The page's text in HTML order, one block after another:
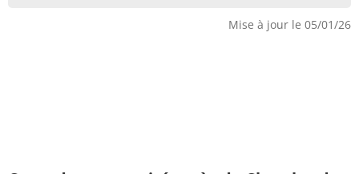
Mise à jour le 05/01/26